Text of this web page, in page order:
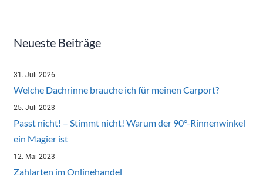
Neueste Beiträge
Welche Dachrinne brauche ich für meinen Carport?
31. Juli 2026
Passt nicht! – Stimmt nicht! Warum der 90°-Rinnenwinkel
ein Magier ist
25. Juli 2023
Zahlarten im Onlinehandel
12. Mai 2023